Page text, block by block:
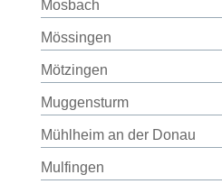
Mosbach
Mössingen
Mötzingen
Muggensturm
Mühlheim an der Donau
Mulfingen